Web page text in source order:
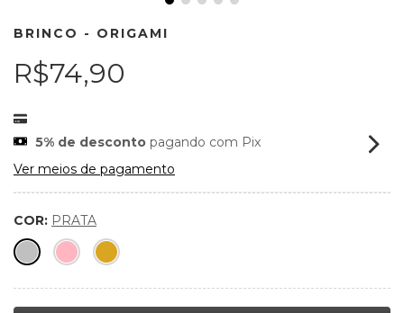
BRINCO - ORIGAMI
R$74,90
5% de desconto pagando com Pix
Ver meios de pagamento
COR: PRATA